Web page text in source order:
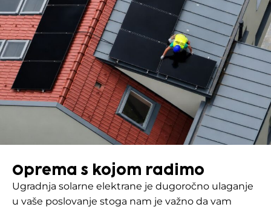
Oprema s kojom radimo
Ugradnja solarne elektrane je dugoročno ulaganje
u vaše poslovanje stoga nam je važno da vam